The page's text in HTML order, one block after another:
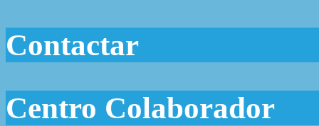
Contactar
Centro Colaborador